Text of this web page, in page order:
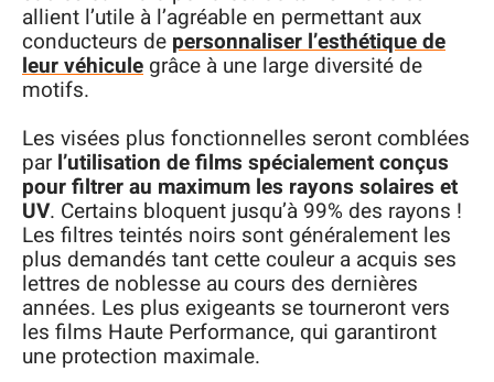
allient l’utile à l’agréable en permettant aux
conducteurs de personnaliser l’esthétique de
leur véhicule grâce à une large diversité de
motifs.
Les visées plus fonctionnelles seront comblées
parl’utilisation de films spécialement conçus
pour filtrer au maximum les rayons solaires et
UV. Certains bloquent jusqu’à 99% des rayons !
Les filtres teintés noirs sont généralement les
plus demandés tant cette couleur a acquis ses
lettres de noblesse au cours des dernières
années. Les plus exigeants se tourneront vers
les films Haute Performance, qui garantiront
une protection maximale.